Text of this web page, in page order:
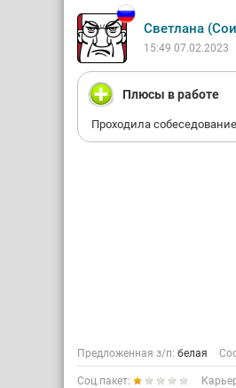
Светлана
15:49 07.02.2023
Плюсы в работе
Проходила
Предложенная з/п: белая
Соц.пакет: